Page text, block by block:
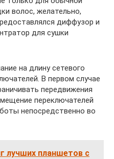
волос, желательно,
диффузор и
для сушки
на длину сетевого
В первом случае
передвижения
переключателей
непосредственно во
лучших планшетов с